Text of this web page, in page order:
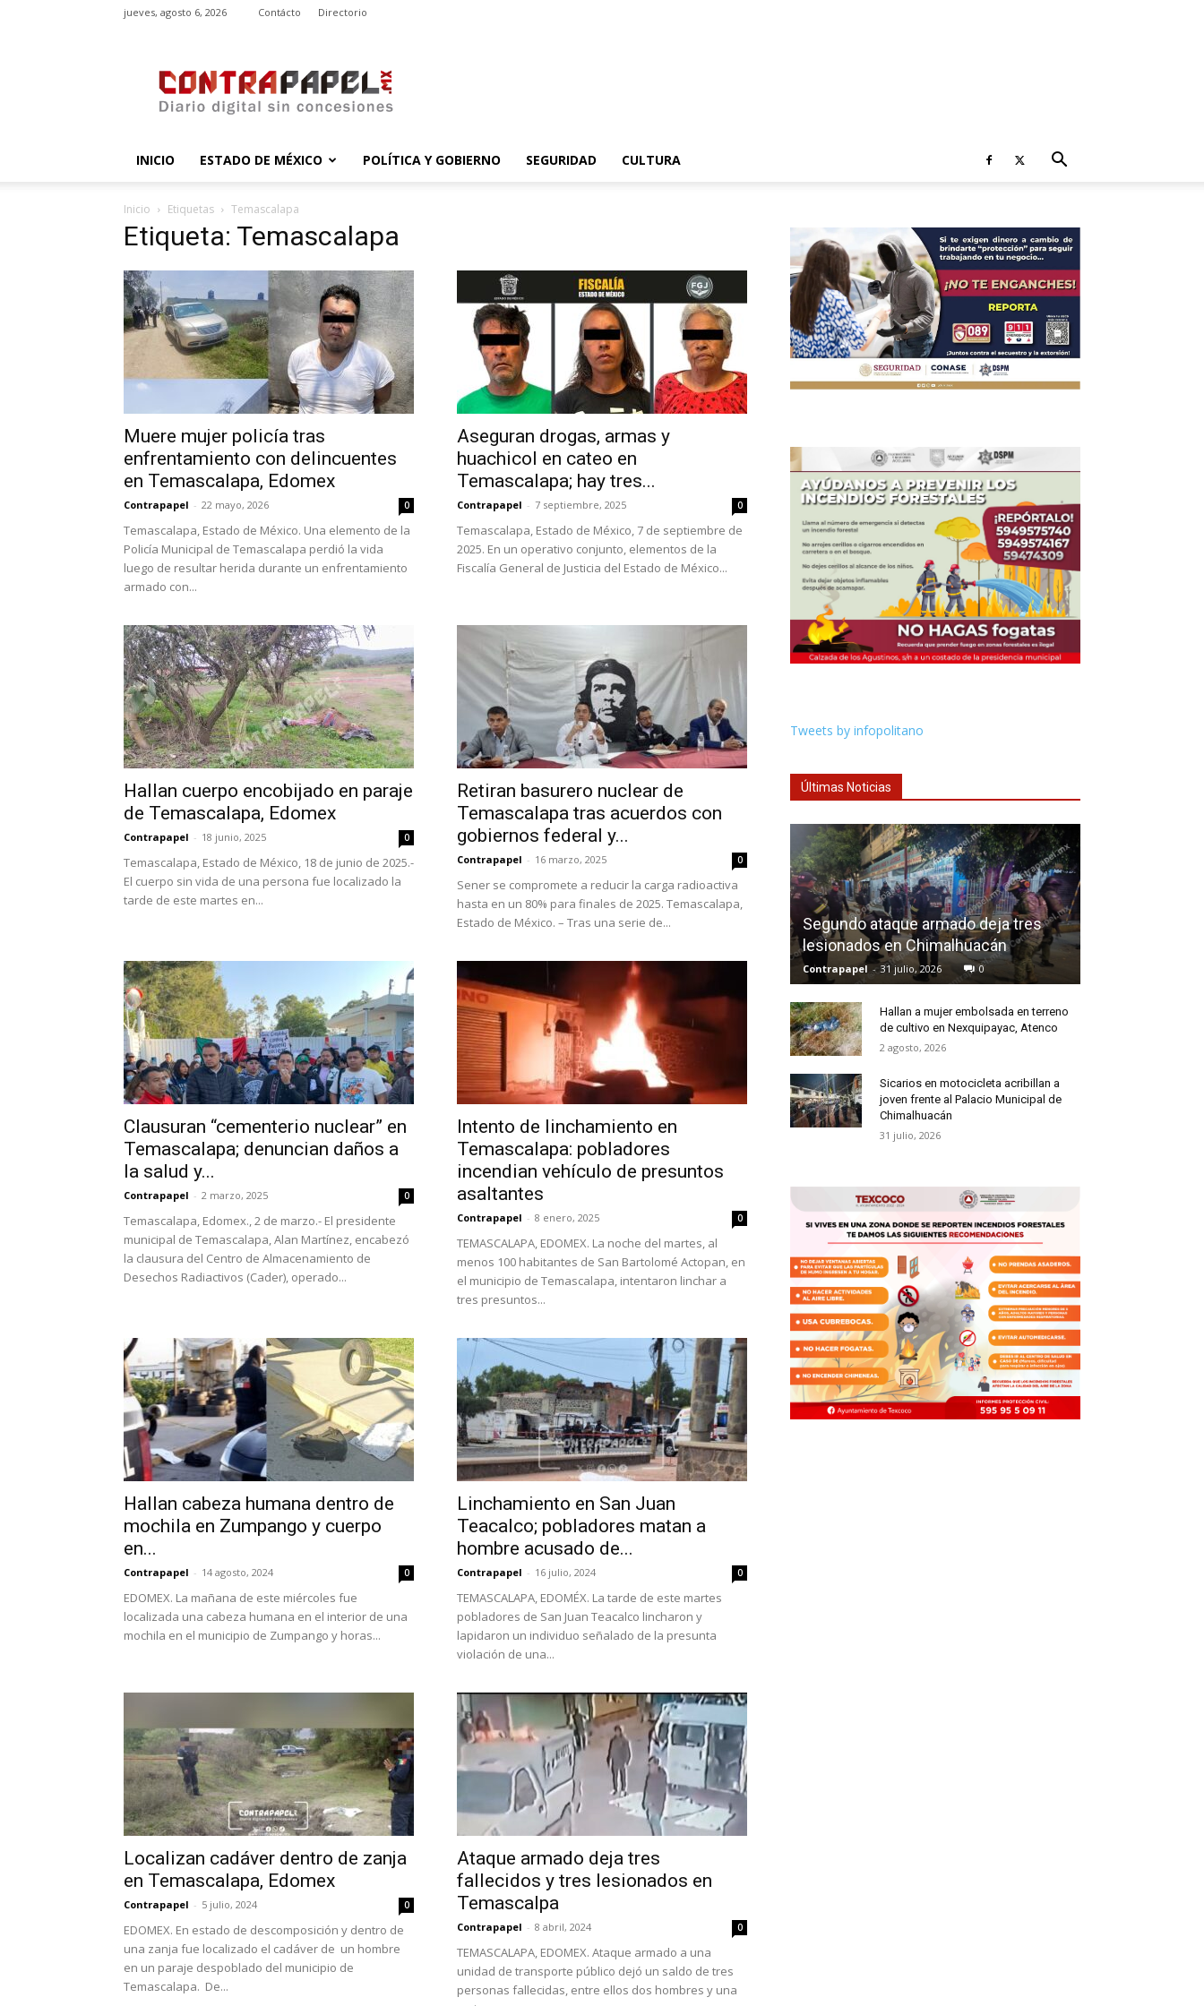
jueves, agosto 6, 2026 Contácto Directorio
INICIO ESTADO DE MÉXICO POLÍTICA Y GOBIERNO SEGURIDAD CULTURA
Inicio Etiquetas Temascalapa
Etiqueta: Temascalapa
Muere mujer policía tras
enfrentamiento con delincuentes
en Temascalapa, Edomex
Contrapapel - 22 mayo, 2026 0
Temascalapa, Estado de México. Una elemento de la
Policía Municipal de Temascalapa perdió la vida
luego de resultar herida durante un enfrentamiento
armado con...
Aseguran drogas, armas y
huachicol en cateo en
Temascalapa; hay tres...
Contrapapel - 7 septiembre, 2025 0
Temascalapa, Estado de México, 7 de septiembre de
2025. En un operativo conjunto, elementos de la
Fiscalía General de Justicia del Estado de México...
Hallan cuerpo encobijado en paraje
de Temascalapa, Edomex
Contrapapel - 18 junio, 2025 0
Temascalapa, Estado de México, 18 de junio de 2025.-
El cuerpo sin vida de una persona fue localizado la
tarde de este martes en...
Retiran basurero nuclear de
Temascalapa tras acuerdos con
gobiernos federal y...
Contrapapel - 16 marzo, 2025 0
Sener se compromete a reducir la carga radioactiva
hasta en un 80% para finales de 2025. Temascalapa,
Estado de México. – Tras una serie de...
Clausuran “cementerio nuclear” en
Temascalapa; denuncian daños a
la salud y...
Contrapapel - 2 marzo, 2025 0
Temascalapa, Edomex., 2 de marzo.- El presidente
municipal de Temascalapa, Alan Martínez, encabezó
la clausura del Centro de Almacenamiento de
Desechos Radiactivos (Cader), operado...
Intento de linchamiento en
Temascalapa: pobladores
incendian vehículo de presuntos
asaltantes
Contrapapel - 8 enero, 2025 0
TEMASCALAPA, EDOMEX. La noche del martes, al
menos 100 habitantes de San Bartolomé Actopan, en
el municipio de Temascalapa, intentaron linchar a
tres presuntos...
Hallan cabeza humana dentro de
mochila en Zumpango y cuerpo
en...
Contrapapel - 14 agosto, 2024 0
EDOMEX. La mañana de este miércoles fue
localizada una cabeza humana en el interior de una
mochila en el municipio de Zumpango y horas...
Linchamiento en San Juan
Teacalco; pobladores matan a
hombre acusado de...
Contrapapel - 16 julio, 2024 0
TEMASCALAPA, EDOMÉX. La tarde de este martes
pobladores de San Juan Teacalco lincharon y
lapidaron un individuo señalado de la presunta
violación de una...
Localizan cadáver dentro de zanja
en Temascalapa, Edomex
Contrapapel - 5 julio, 2024 0
EDOMEX. En estado de descomposición y dentro de
una zanja fue localizado el cadáver de un hombre
en un paraje despoblado del municipio de
Temascalapa. De...
Ataque armado deja tres
fallecidos y tres lesionados en
Temascalpa
Contrapapel - 8 abril, 2024 0
TEMASCALAPA, EDOMEX. Ataque armado a una
unidad de transporte público dejó un saldo de tres
personas fallecidas, entre ellos dos hombres y una
Tweets by infopolitano
Últimas Noticias
Segundo ataque armado deja tres
lesionados en Chimalhuacán
Contrapapel - 31 julio, 2026 0
Hallan a mujer embolsada en terreno
de cultivo en Nexquipayac, Atenco
2 agosto, 2026
Sicarios en motocicleta acribillan a
joven frente al Palacio Municipal de
Chimalhuacán
31 julio, 2026